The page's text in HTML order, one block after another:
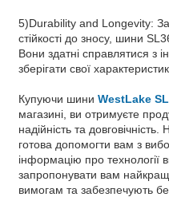
5)Durability and Longevity:
стійкості до зносу, шини
Вони здатні справлятися з
зберігати свої
Купуючи шини WestLake
магазині, ви отримуєте
надійність та
готова допомогти вам з
інформацію про
запропонувати вам
вимогам та забезпечують